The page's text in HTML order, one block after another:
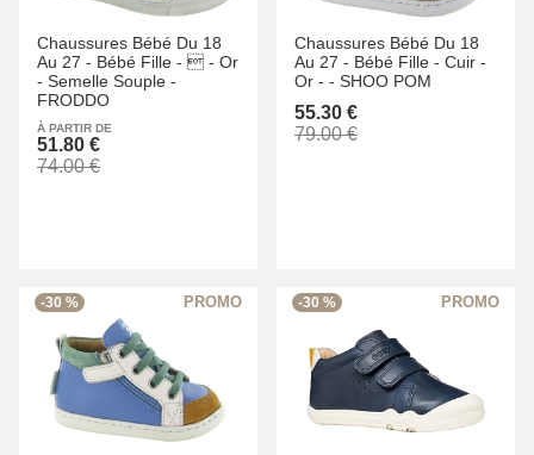
Chaussures Bébé Du 18
Au 27 - Bébé Fille -  - Or
- Semelle Souple -
FRODDO
À PARTIR DE
51.80 €
74.00 €
Chaussures Bébé Du 18
Au 27 - Bébé Fille - Cuir -
Or - - SHOO POM
55.30 €
79.00 €
-30 % -30 %